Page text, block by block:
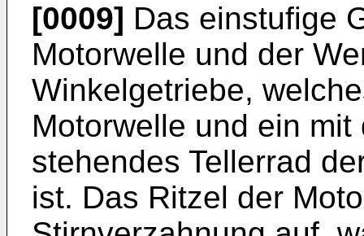
[0009] Das einstufige
Motorwelle und der
Winkelgetriebe,
Motorwelle und ein
stehendes Tellerrad
ist. Das Ritzel der